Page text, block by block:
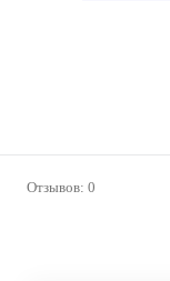
Отзывов: 0